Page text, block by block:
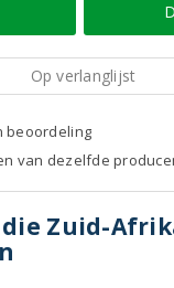
Op verlanglijst
beoordeling
van dezelfde
Zuid-